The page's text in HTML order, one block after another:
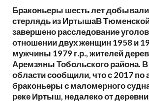
Браконьеры шесть лет добывали
стерлядь из ИртышаВ
завершено расследование
отношении двух женщин 1958 и
мужчины 1979 г.р., жителей
Аремзяны Тобольского района.
области сообщили, что с 2017 по
браконьеры с маломерного
реке Иртыш, недалеко от